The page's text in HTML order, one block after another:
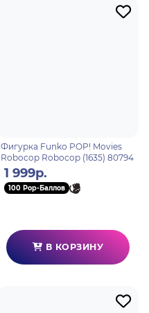
Фигурка Funko POP! Movies
Robocop Robocop (1635) 80794
1 999р.
100 Pop-Баллов
В КОРЗИНУ